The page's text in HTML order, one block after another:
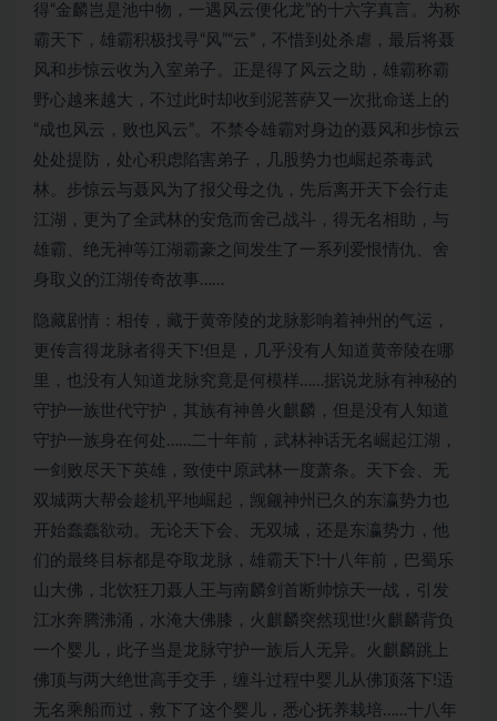
得“金麟岂是池中物，一遇风云便化龙”的十六字真言。为称
霸天下，雄霸积极找寻“风”“云”，不惜到处杀虐，最后将聂
风和步惊云收为入室弟子。正是得了风云之助，雄霸称霸
野心越来越大，不过此时却收到泥菩萨又一次批命送上的
“成也风云，败也风云”。不禁令雄霸对身边的聂风和步惊云
处处提防，处心积虑陷害弟子，几股势力也崛起荼毒武
林。步惊云与聂风为了报父母之仇，先后离开天下会行走
江湖，更为了全武林的安危而舍己战斗，得无名相助，与
雄霸、绝无神等江湖霸豪之间发生了一系列爱恨情仇、舍
身取义的江湖传奇故事……
隐藏剧情：相传，藏于黄帝陵的龙脉影响着神州的气运，
更传言得龙脉者得天下!但是，几乎没有人知道黄帝陵在哪
里，也没有人知道龙脉究竟是何模样……据说龙脉有神秘的
守护一族世代守护，其族有神兽火麒麟，但是没有人知道
守护一族身在何处……二十年前，武林神话无名崛起江湖，
一剑败尽天下英雄，致使中原武林一度萧条。天下会、无
双城两大帮会趁机平地崛起，觊觎神州已久的东瀛势力也
开始蠢蠢欲动。无论天下会、无双城，还是东瀛势力，他
们的最终目标都是夺取龙脉，雄霸天下!十八年前，巴蜀乐
山大佛，北饮狂刀聂人王与南麟剑首断帅惊天一战，引发
江水奔腾沸涌，水淹大佛膝，火麒麟突然现世!火麒麟背负
一个婴儿，此子当是龙脉守护一族后人无异。火麒麟跳上
佛顶与两大绝世高手交手，缠斗过程中婴儿从佛顶落下!适
无名乘船而过，救下了这个婴儿，悉心抚养栽培……十八年